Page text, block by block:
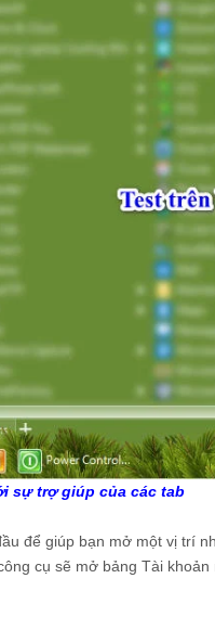
sự trợ giúp của các tab
để giúp bạn mở một vị trí
cụ sẽ mở bảng Tài